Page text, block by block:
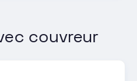
couvreur